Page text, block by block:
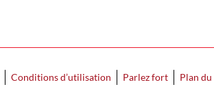
Conditions d’utilisation Parlez fort
Plan du